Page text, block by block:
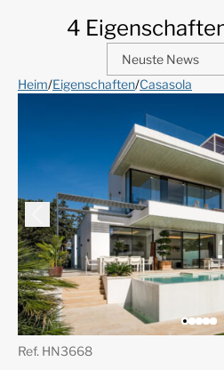
4
Heim/Eigenschaften/Casasola
Ref. HN3668